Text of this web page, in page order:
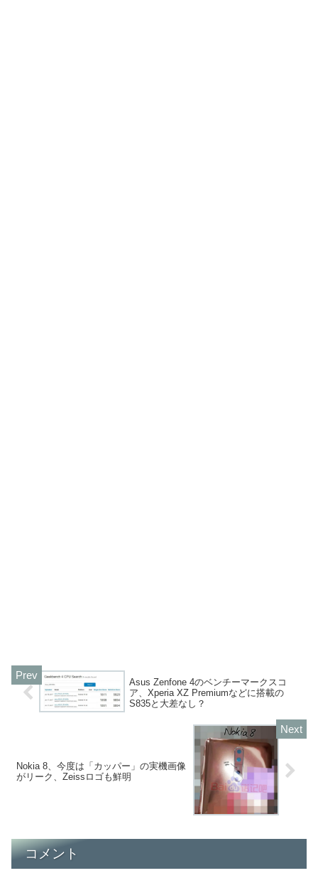
Asus Zenfone 4のベンチーマークスコ
ア、Xperia XZ Premiumなどに搭載の
S835と大差なし？
Nokia 8、今度は「カッパー」の実機画像
がリーク、Zeissロゴも鮮明
コメント